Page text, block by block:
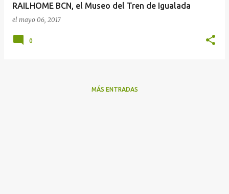
RAILHOME BCN, el Museo del Tren de Igualada
el mayo 06, 2017
0
MÁS ENTRADAS